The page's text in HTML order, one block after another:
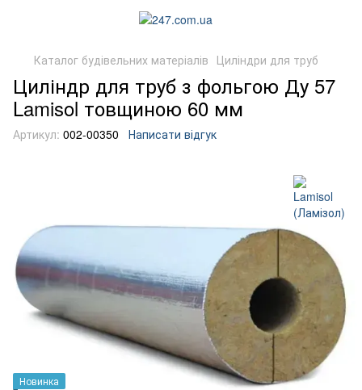
Каталог будівельних матеріалів Циліндри для труб
Циліндр для труб з фольгою Ду 57
Lamisol товщиною 60 мм
Артикул: 002-00350 Написати відгук
Новинка